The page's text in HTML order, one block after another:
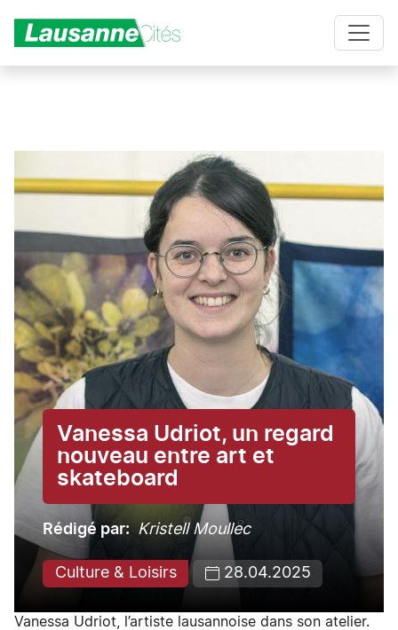
Vanessa Udriot, un regard
nouveau entre art et
skateboard
Rédigé par Kristell Moullec
Culture & Loisirs 28.04.2025
Vanessa Udriot, l’artiste lausannoise dans son atelier.